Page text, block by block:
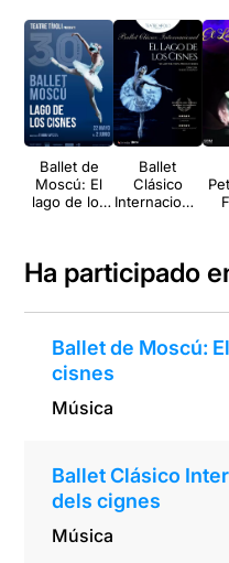
Ballet de
Moscú: El
lago de los
Ballet
Clásico
Internacional
Ha participado
Ballet de Moscú:
cisnes
Música
Ballet Clásico
dels cignes
Música